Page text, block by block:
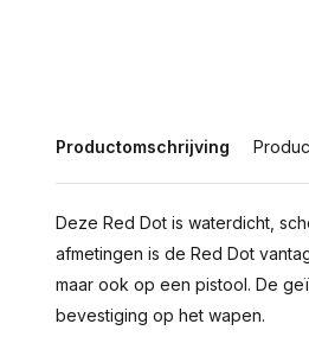
Productomschrijving
Deze Red Dot is waterdicht,
afmetingen is de Red Dot
maar ook op een pistool. De
bevestiging op het wapen.